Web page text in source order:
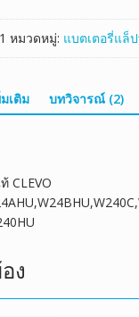
หมวดหมู่: แบตเตอรี่แล็
เติม บทวิจารณ์ (2)
CLEVO
ง